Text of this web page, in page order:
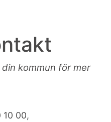
kommun för mer
10 00,